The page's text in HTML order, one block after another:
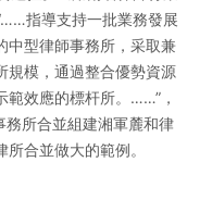
指導支持一批業務發展
中型律師事務所，采取兼
規模，通過整合優勢資源
範效應的標杆所。……”，
所合並組建湘軍麓和律
合並做大的範例。